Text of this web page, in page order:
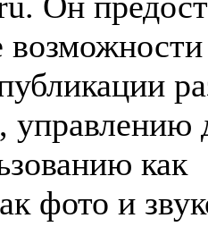
управлению
как
фото и